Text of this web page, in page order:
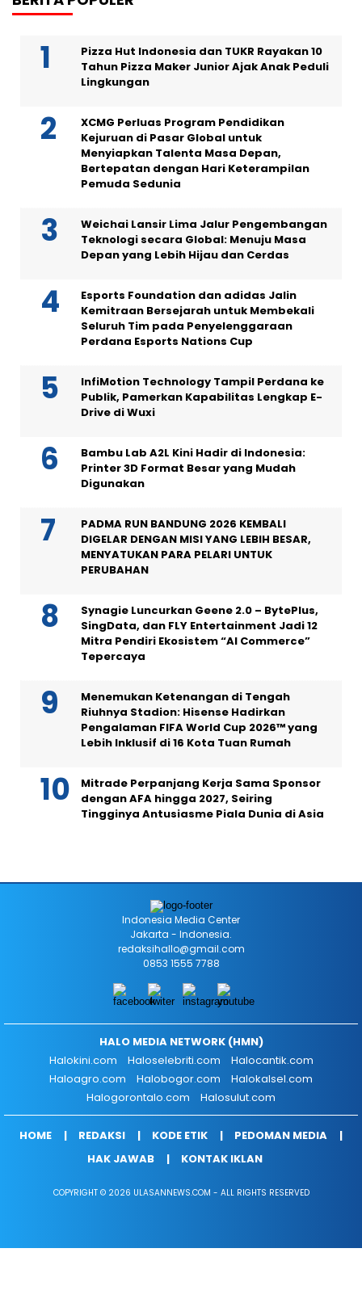
Pizza Hut Indonesia dan TUKR Rayakan 10
Tahun Pizza Maker Junior Ajak Anak Peduli
Lingkungan
XCMG Perluas Program Pendidikan
Kejuruan di Pasar Global untuk
Menyiapkan Talenta Masa Depan,
Bertepatan dengan Hari Keterampilan
Pemuda Sedunia
Weichai Lansir Lima Jalur Pengembangan
Teknologi secara Global: Menuju Masa
Depan yang Lebih Hijau dan Cerdas
Esports Foundation dan adidas Jalin
Kemitraan Bersejarah untuk Membekali
Seluruh Tim pada Penyelenggaraan
Perdana Esports Nations Cup
InfiMotion Technology Tampil Perdana ke
Publik, Pamerkan Kapabilitas Lengkap E-
Drive di Wuxi
Bambu Lab A2L Kini Hadir di Indonesia:
Printer 3D Format Besar yang Mudah
Digunakan
PADMA RUN BANDUNG 2026 KEMBALI
DIGELAR DENGAN MISI YANG LEBIH BESAR,
MENYATUKAN PARA PELARI UNTUK
PERUBAHAN
Synagie Luncurkan Geene 2.0 – BytePlus,
SingData, dan FLY Entertainment Jadi 12
Mitra Pendiri Ekosistem “AI Commerce”
Tepercaya
Menemukan Ketenangan di Tengah
Riuhnya Stadion: Hisense Hadirkan
Pengalaman FIFA World Cup 2026™ yang
Lebih Inklusif di 16 Kota Tuan Rumah
Mitrade Perpanjang Kerja Sama Sponsor
dengan AFA hingga 2027, Seiring
Tingginya Antusiasme Piala Dunia di Asia
Indonesia Media Center
Jakarta - Indonesia.
redaksihallo@gmail.com
0853 1555 7788
HALO MEDIA NETWORK (HMN)
Halokini.com
Haloselebriti.com
Halocantik.com
Haloagro.com
Halobogor.com
Halokalsel.com
Halogorontalo.com
Halosulut.com
HOME REDAKSI KODE ETIK
PEDOMAN MEDIA
HAK JAWAB
KONTAK IKLAN
COPYRIGHT © 2026 ULASANNEWS.COM - ALL RIGHTS RESERVED